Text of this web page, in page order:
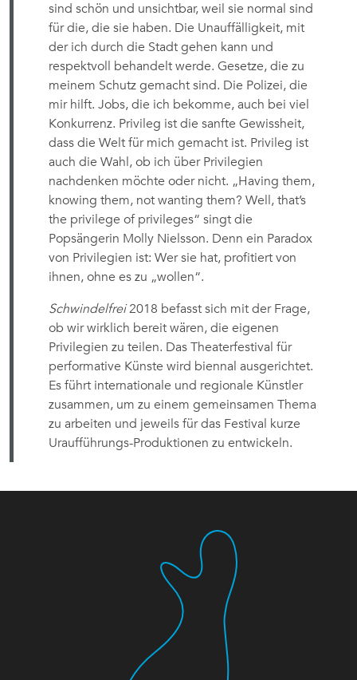
sind schön und unsichtbar, weil sie normal sind
für die, die sie haben. Die Unauffälligkeit, mit
der ich durch die Stadt gehen kann und
respektvoll behandelt werde. Gesetze, die zu
meinem Schutz gemacht sind. Die Polizei, die
mir hilft. Jobs, die ich bekomme, auch bei viel
Konkurrenz. Privileg ist die sanfte Gewissheit,
dass die Welt für mich gemacht ist. Privileg ist
auch die Wahl, ob ich über Privilegien
nachdenken möchte oder nicht. „Having them,
knowing them, not wanting them? Well, that’s
the privilege of privileges“ singt die
Popsängerin Molly Nielsson. Denn ein Paradox
von Privilegien ist: Wer sie hat, profitiert von
ihnen, ohne es zu „wollen“.
Schwindelfrei2018 befasst sich mit der Frage,
ob wir wirklich bereit wären, die eigenen
Privilegien zu teilen. Das Theaterfestival für
performative Künste wird biennal ausgerichtet.
Es führt internationale und regionale Künstler
zusammen, um zu einem gemeinsamen Thema
zu arbeiten und jeweils für das Festival kurze
Uraufführungs-Produktionen zu entwickeln.